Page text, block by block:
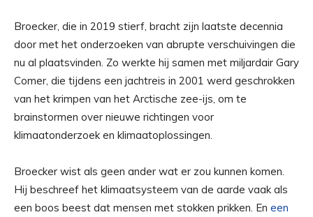
Broecker, die in 2019 stierf, bracht zijn laatste decennia
door met het onderzoeken van abrupte verschuivingen die
nu al plaatsvinden. Zo werkte hij samen met miljardair Gary
Comer, die tijdens een jachtreis in 2001 werd geschrokken
van het krimpen van het Arctische zee-ijs, om te
brainstormen over nieuwe richtingen voor
klimaatonderzoek en klimaatoplossingen.
Broecker wist als geen ander wat er zou kunnen komen.
Hij beschreef het klimaatsysteem van de aarde vaak als
een boos beest dat mensen met stokken prikken. En een